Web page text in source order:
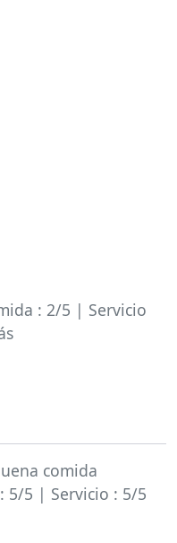
: 2/5 | Servicio
comida
5/5 | Servicio : 5/5